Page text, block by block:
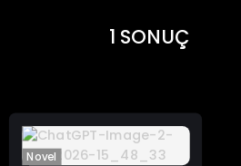
1 SONUÇ
Novel